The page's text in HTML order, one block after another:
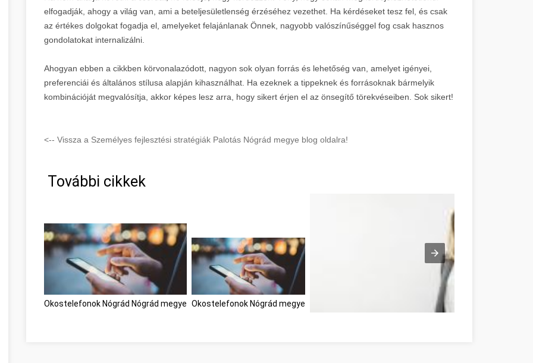
elfogadják, ahogy a világ van, ami a beteljesületlenség érzéséhez vezethet. Ha kérdéseket tesz fel, és csak
az értékes dolgokat fogadja el, amelyeket felajánlanak Önnek, nagyobb valószínűséggel fog csak hasznos
gondolatokat internalizálni.
Ahogyan ebben a cikkben körvonalazódott, nagyon sok olyan forrás és lehetőség van, amelyet igényei,
preferenciái és általános stílusa alapján kihasználhat. Ha ezeknek a tippeknek és forrásoknak bármelyik
kombinációját megvalósítja, akkor képes lesz arra, hogy sikert érjen el az önsegítő törekvéseiben. Sok sikert!
<-- Vissza a Személyes fejlesztési stratégiák Palotás Nógrád megye blog oldalra!
További cikkek
Okostelefonok Nógrád Nógrád megye Okostelefonok Nógrád megye